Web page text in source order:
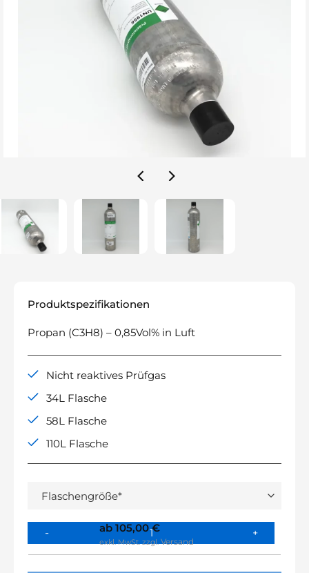
Produktspezifikationen
Propan (C3H8) – 0,85Vol% in Luft
Nicht reaktives Prüfgas
34L Flasche
58L Flasche
110L Flasche
ab 105,00€
exkl. MwSt. zzgl.Versand